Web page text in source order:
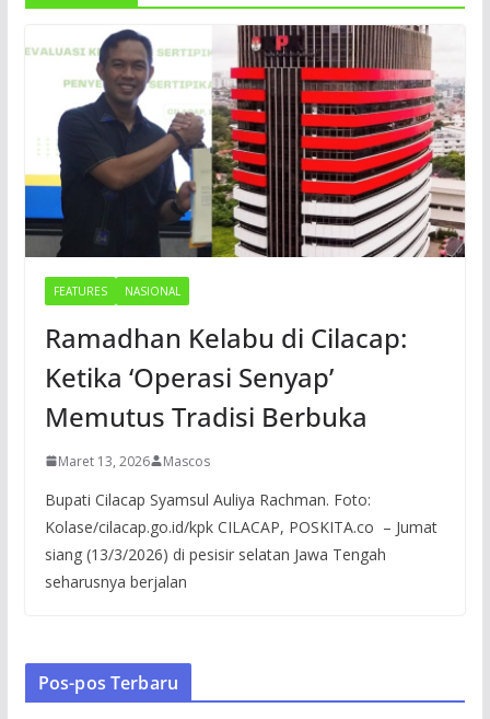
FEATURES NASIONAL
Ramadhan Kelabu di Cilacap:
Ketika ‘Operasi Senyap’
Memutus Tradisi Berbuka
Maret 13, 2026 Mascos
Bupati Cilacap Syamsul Auliya Rachman. Foto:
Kolase/cilacap.go.id/kpk CILACAP, POSKITA.co – Jumat
siang (13/3/2026) di pesisir selatan Jawa Tengah
seharusnya berjalan
Pos-pos Terbaru